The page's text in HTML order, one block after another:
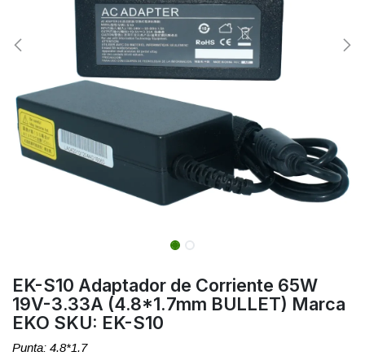
EK-S10 Adaptador de Corriente 65W
19V-3.33A (4.8*1.7mm BULLET) Marca
EKO SKU: EK-S10
Punta: 4.8*1.7